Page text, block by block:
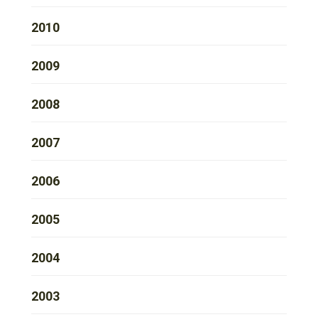
2010
2009
2008
2007
2006
2005
2004
2003